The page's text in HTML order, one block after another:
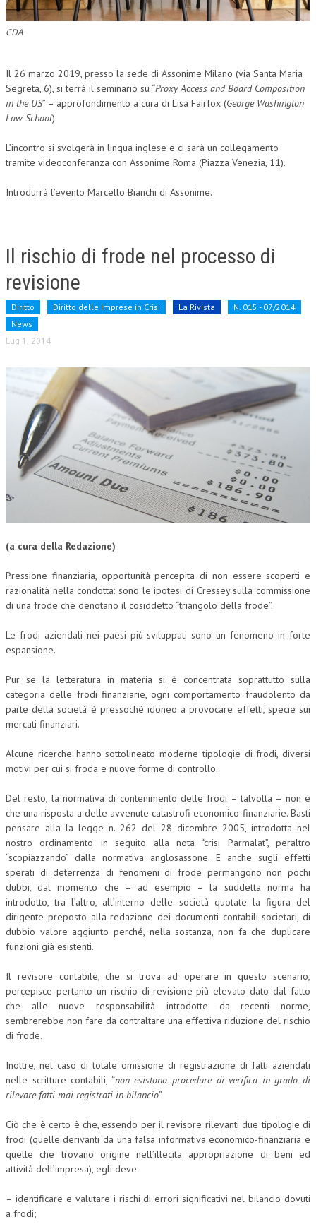
DIRITTO
DIRITTO DEL WEB
DIRITTO DELLE IMPRESE IN CRISI
CRIMINOLOGIA E CRIMINALISTICA
SICUREZZA SUL LAVORO
FISCO
FISCALITÀ INTERNAZIONALE
TAX RISK MANAGEMENT
CRIMINOLOGIA TRIBUTARIA
PRASSI
AMMINISTRATIVA
TRIBUTARIA
GIURISPRUDENZA
EUROPEA
PENALE
ARCHIVIO EVENTI (FINO AL 2022)
CORSI ENTI TERZI
PUBBLICAZIONI
BOLLETTINO FINANZIAMENTI
TELEGRAM
MANUALI E MONOGRAFIE
TESI DI LAUREA
MATERIALE DIDATTICO
INVITI E PROMOZIONI
CDA
Il 26 marzo 2019, presso la sede di Assonime Milano (via Santa Maria
Segreta, 6), si terrà il seminario su “Proxy Access and Board Composition
in the US” – approfondimento a cura di Lisa Fairfox (George Washington
Law School).
L’incontro si svolgerà in lingua inglese e ci sarà un collegamento
tramite videoconferanza con Assonime Roma (Piazza Venezia, 11).
Introdurrà l’evento Marcello Bianchi di Assonime.
Il rischio di frode nel processo di
revisione
Diritto Diritto delle Imprese in Crisi La Rivista
N. 015 - 07/2014
News
Lug 1, 2014
(a cura della Redazione)
Pressione finanziaria, opportunità percepita di non essere scoperti e
razionalità nella condotta: sono le ipotesi di Cressey sulla commissione
di una frode che denotano il cosiddetto “triangolo della frode”.
Le frodi aziendali nei paesi più sviluppati sono un fenomeno in forte
espansione.
Pur se la letteratura in materia si è concentrata soprattutto sulla
categoria delle frodi finanziarie, ogni comportamento fraudolento da
parte della società è pressoché idoneo a provocare effetti, specie sui
mercati finanziari.
Alcune ricerche hanno sottolineato moderne tipologie di frodi, diversi
motivi per cui si froda e nuove forme di controllo.
Del resto, la normativa di contenimento delle frodi – talvolta – non è
che una risposta a delle avvenute catastrofi economico-finanziarie. Basti
pensare alla la legge n. 262 del 28 dicembre 2005, introdotta nel
nostro ordinamento in seguito alla nota “crisi Parmalat”, peraltro
“scopiazzando” dalla normativa anglosassone. E anche sugli effetti
sperati di deterrenza di fenomeni di frode permangono non pochi
dubbi, dal momento che – ad esempio – la suddetta norma ha
introdotto, tra l’altro, all’interno delle società quotate la figura del
dirigente preposto alla redazione dei documenti contabili societari, di
dubbio valore aggiunto perché, nella sostanza, non fa che duplicare
funzioni già esistenti.
Il revisore contabile, che si trova ad operare in questo scenario,
percepisce pertanto un rischio di revisione più elevato dato dal fatto
che alle nuove responsabilità introdotte da recenti norme,
sembrerebbe non fare da contraltare una effettiva riduzione del rischio
di frode.
Inoltre, nel caso di totale omissione di registrazione di fatti aziendali
nelle scritture contabili, “non esistono procedure di verifica in grado di
rilevare fatti mai registrati in bilancio”.
Ciò che è certo è che, essendo per il revisore rilevanti due tipologie di
frodi (quelle derivanti da una falsa informativa economico-finanziaria e
quelle che trovano origine nell’illecita appropriazione di beni ed
attività dell’impresa), egli deve:
– identificare e valutare i rischi di errori significativi nel bilancio dovuti
a frodi;